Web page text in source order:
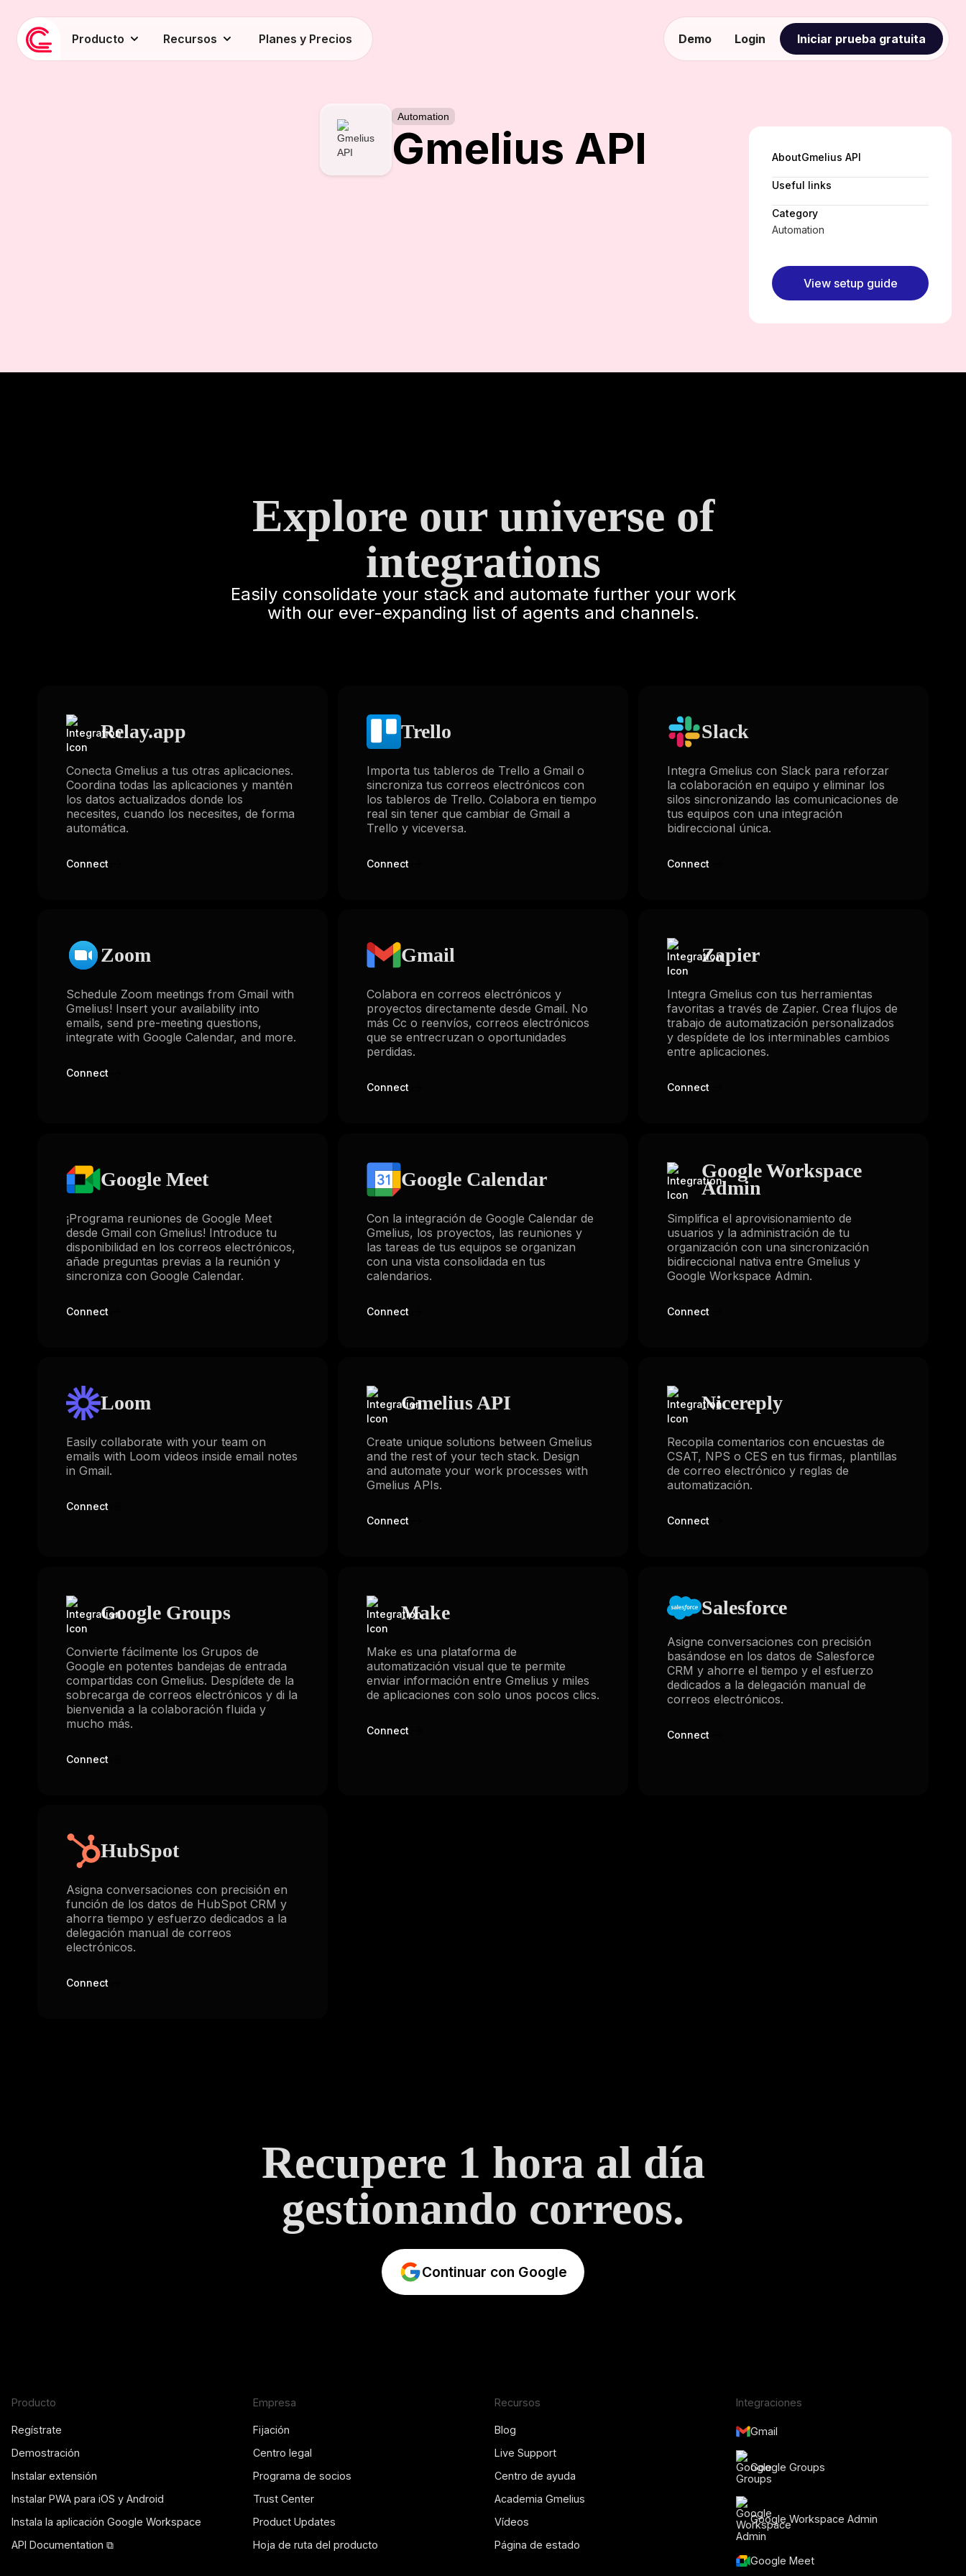
Producto Recursos Planes y Precios Demo Login Iniciar prueba gratuita
Automation
Gmelius API AboutGmelius API
Useful links
Category
Automation
View setup guide
Explore our universe of
integrations
Easily consolidate your stack and automate further your work
with our ever-expanding list of agents and channels.
Relay.app
Conecta Gmelius a tus otras aplicaciones.
Coordina todas las aplicaciones y mantén
los datos actualizados donde los
necesites, cuando los necesites, de forma
automática.
Connect
Trello
Importa tus tableros de Trello a Gmail o
sincroniza tus correos electrónicos con
los tableros de Trello. Colabora en tiempo
real sin tener que cambiar de Gmail a
Trello y viceversa.
Connect
Slack
Integra Gmelius con Slack para reforzar
la colaboración en equipo y eliminar los
silos sincronizando las comunicaciones de
tus equipos con una integración
bidireccional única.
Connect
Zoom
Schedule Zoom meetings from Gmail with
Gmelius! Insert your availability into
emails, send pre-meeting questions,
integrate with Google Calendar, and more.
Connect
Gmail
Colabora en correos electrónicos y
proyectos directamente desde Gmail. No
más Cc o reenvíos, correos electrónicos
que se entrecruzan o oportunidades
perdidas.
Connect
Zapier
Integra Gmelius con tus herramientas
favoritas a través de Zapier. Crea flujos de
trabajo de automatización personalizados
y despídete de los interminables cambios
entre aplicaciones.
Connect
Google Meet
¡Programa reuniones de Google Meet
desde Gmail con Gmelius! Introduce tu
disponibilidad en los correos electrónicos,
añade preguntas previas a la reunión y
sincroniza con Google Calendar.
Connect
Google Calendar
Con la integración de Google Calendar de
Gmelius, los proyectos, las reuniones y
las tareas de tus equipos se organizan
con una vista consolidada en tus
calendarios.
Connect
Google Workspace
Admin
Simplifica el aprovisionamiento de
usuarios y la administración de tu
organización con una sincronización
bidireccional nativa entre Gmelius y
Google Workspace Admin.
Connect
Loom
Easily collaborate with your team on
emails with Loom videos inside email notes
in Gmail.
Connect
Gmelius API
Create unique solutions between Gmelius
and the rest of your tech stack. Design
and automate your work processes with
Gmelius APIs.
Connect
Nicereply
Recopila comentarios con encuestas de
CSAT, NPS o CES en tus firmas, plantillas
de correo electrónico y reglas de
automatización.
Connect
Google Groups
Convierte fácilmente los Grupos de
Google en potentes bandejas de entrada
compartidas con Gmelius. Despídete de la
sobrecarga de correos electrónicos y di la
bienvenida a la colaboración fluida y
mucho más.
Connect
Make
Make es una plataforma de
automatización visual que te permite
enviar información entre Gmelius y miles
de aplicaciones con solo unos pocos clics.
Connect
Salesforce
Asigne conversaciones con precisión
basándose en los datos de Salesforce
CRM y ahorre el tiempo y el esfuerzo
dedicados a la delegación manual de
correos electrónicos.
Connect
HubSpot
Asigna conversaciones con precisión en
función de los datos de HubSpot CRM y
ahorra tiempo y esfuerzo dedicados a la
delegación manual de correos
electrónicos.
Connect
Recupere 1 hora al día
gestionando correos.
Continuar con Google
Producto
Regístrate
Demostración
Instalar extensión
Instalar PWA para iOS y Android
Instala la aplicación Google Workspace
API Documentation ⧉
Empresa
Fijación
Centro legal
Programa de socios
Trust Center
Product Updates
Hoja de ruta del producto
Recursos
Blog
Live Support
Centro de ayuda
Academia Gmelius
Vídeos
Página de estado
Integraciones
Gmail
Google Groups
Google Workspace Admin
Google Meet